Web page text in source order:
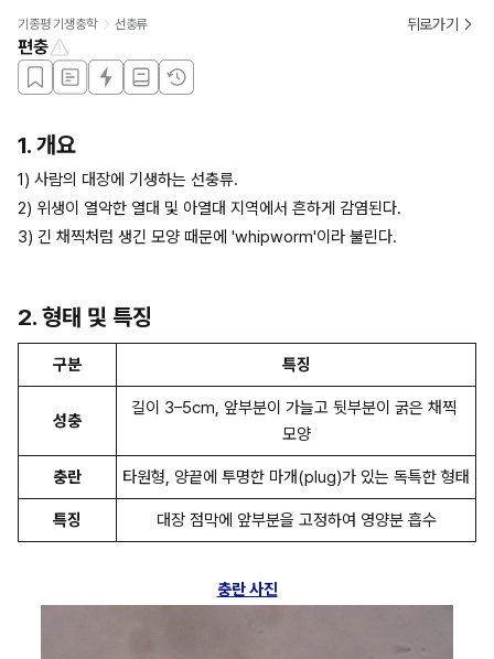
기종평 기생충학 선충류 뒤로가기
편충
1. 개요
1) 사람의 대장에 기생하는 선충류.
2) 위생이 열악한 열대 및 아열대 지역에서 흔하게 감염된다.
3) 긴 채찍처럼 생긴 모양 때문에 'whipworm'이라 불린다.
2. 형태 및 특징
구분 특징
성충
길이 3–5cm, 앞부분이 가늘고 뒷부분이 굵은 채찍
모양
충란 타원형, 양끝에 투명한 마개(plug)가 있는 독특한 형태
특징 대장 점막에 앞부분을 고정하여 영양분 흡수
충란 사진